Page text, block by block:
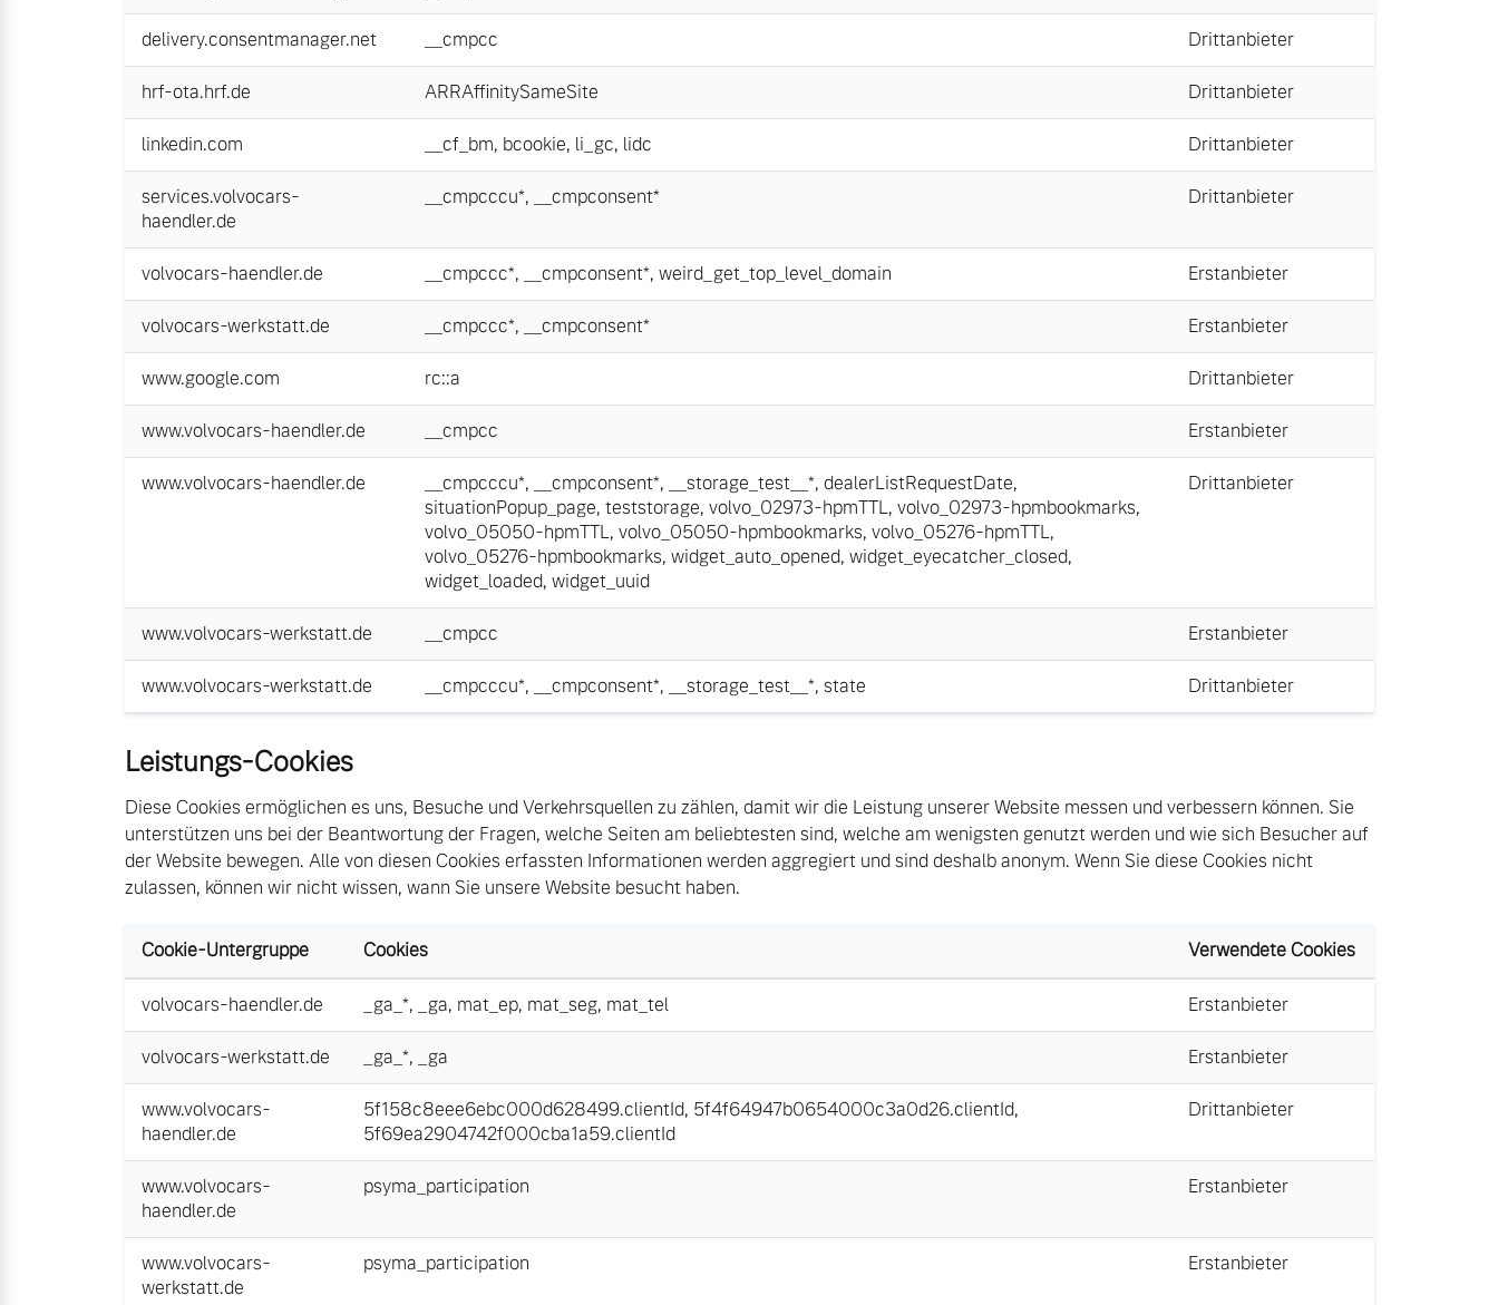
delivery.consentmanager.net __cmpcc Drittanbieter
hrf-ota.hrf.de ARRAffinitySameSite Drittanbieter
linkedin.com __cf_bm, bcookie, li_gc, lidc Drittanbieter
services.volvocars-
haendler.de
__cmpcccu*, __cmpconsent* Drittanbieter
volvocars-haendler.de __cmpccc*, __cmpconsent*, weird_get_top_level_domain Erstanbieter
volvocars-werkstatt.de __cmpccc*, __cmpconsent* Erstanbieter
www.google.com rc::a Drittanbieter
www.volvocars-haendler.de __cmpcc Erstanbieter
www.volvocars-haendler.de __cmpcccu*, __cmpconsent*, __storage_test__*, dealerListRequestDate,
situationPopup_page, teststorage, volvo_02973-hpmTTL, volvo_02973-hpmbookmarks,
volvo_05050-hpmTTL, volvo_05050-hpmbookmarks, volvo_05276-hpmTTL,
volvo_05276-hpmbookmarks, widget_auto_opened, widget_eyecatcher_closed,
widget_loaded, widget_uuid
Drittanbieter
www.volvocars-werkstatt.de __cmpcc Erstanbieter
www.volvocars-werkstatt.de __cmpcccu*, __cmpconsent*, __storage_test__*, state Drittanbieter
Leistungs-Cookies
Diese Cookies ermöglichen es uns, Besuche und Verkehrsquellen zu zählen, damit wir die Leistung unserer Website messen und verbessern können. Sie
unterstützen uns bei der Beantwortung der Fragen, welche Seiten am beliebtesten sind, welche am wenigsten genutzt werden und wie sich Besucher auf
der Website bewegen. Alle von diesen Cookies erfassten Informationen werden aggregiert und sind deshalb anonym. Wenn Sie diese Cookies nicht
zulassen, können wir nicht wissen, wann Sie unsere Website besucht haben.
Cookie-Untergruppe Cookies Verwendete Cookies
volvocars-haendler.de _ga_*, _ga, mat_ep, mat_seg, mat_tel Erstanbieter
volvocars-werkstatt.de _ga_*, _ga Erstanbieter
www.volvocars-
haendler.de
5f158c8eee6ebc000d628499.clientId, 5f4f64947b0654000c3a0d26.clientId,
5f69ea2904742f000cba1a59.clientId
Drittanbieter
www.volvocars-
haendler.de
psyma_participation Erstanbieter
www.volvocars-
werkstatt.de
psyma_participation Erstanbieter